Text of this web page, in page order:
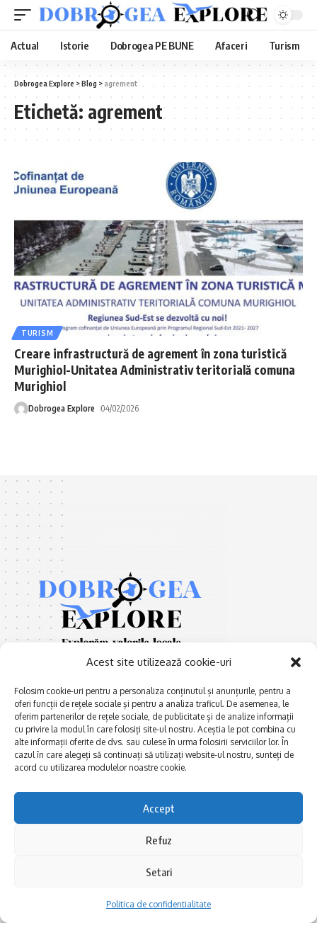
Acest site utilizează cookie-uri
Folosim cookie-uri pentru a personaliza conținutul și anunțurile, pentru a
oferi funcții de rețele sociale și pentru a analiza traficul. De asemenea, le
oferim partenerilor de rețele sociale, de publicitate și de analize informații
cu privire la modul în care folosiți site-ul nostru. Aceștia le pot combina cu
alte informații oferite de dvs. sau culese în urma folosirii serviciilor lor. În
cazul în care alegeți să continuați să utilizați website-ul nostru, sunteți de
acord cu utilizarea modulelor noastre cookie.
Accept
Refuz
Setari
Politica de confidentialitate
Actual Istorie Dobrogea PE BUNE Afaceri Turism
Dobrogea Explore >Blog > agrement
Etichetă: agrement
TURISM
Creare infrastructură de agrement în zona turistică
Murighiol-Unitatea Administrativ teritorială comuna
Murighiol
Dobrogea Explore 04/02/2026
E xplorăm Dobrogea,
Explorăm valorile locale:
lacuri, cele mai vechi orașe,
multe etnii, CELE MAI
Afaceri și meșteșuguri
Actualitate
Istorie și civilizaţie